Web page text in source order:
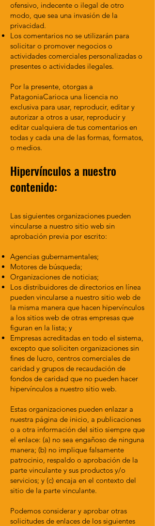
ofensivo, indecente o ilegal de otro
modo, que sea una invasión de la
privacidad.
Los comentarios no se utilizarán para
solicitar o promover negocios o
actividades comerciales personalizadas o
presentes o actividades ilegales.
Por la presente, otorgas a
PatagoniaCarioca una licencia no
exclusiva para usar, reproducir, editar y
autorizar a otros a usar, reproducir y
editar cualquiera de tus comentarios en
todas y cada una de las formas, formatos,
o medios.
Hipervínculos a nuestro
contenido:
Las siguientes organizaciones pueden
vincularse a nuestro sitio web sin
aprobación previa por escrito:
Agencias gubernamentales;
Motores de búsqueda;
Organizaciones de noticias;
Los distribuidores de directorios en línea
pueden vincularse a nuestro sitio web de
la misma manera que hacen hipervínculos
a los sitios web de otras empresas que
figuran en la lista; y
Empresas acreditadas en todo el sistema,
excepto que soliciten organizaciones sin
fines de lucro, centros comerciales de
caridad y grupos de recaudación de
fondos de caridad que no pueden hacer
hipervínculos a nuestro sitio web.
Estas organizaciones pueden enlazar a
nuestra página de inicio, a publicaciones
o a otra información del sitio siempre que
el enlace: (a) no sea engañoso de ninguna
manera; (b) no implique falsamente
patrocinio, respaldo o aprobación de la
parte vinculante y sus productos y/o
servicios; y (c) encaja en el contexto del
sitio de la parte vinculante.
Podemos considerar y aprobar otras
solicitudes de enlaces de los siguientes